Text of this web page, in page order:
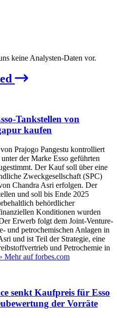
keine Analysten-Daten vor.
Tankstellen von
kaufen
Prajogo Pangestu kontrolliert
der Marke Esso geführten
Der Kauf soll über eine
Zweckgesellschaft (SPC)
Chandra Asri erfolgen. Der
und soll bis Ende 2025
behördlicher
Konditionen wurden
Erwerb folgt dem Joint-Venture-
und petrochemischen Anlagen in
und ist Teil der Strategie, eine
und Petrochemie in
Mehr auf forbes.com
senkt Kaufpreis für Esso
der Vorräte